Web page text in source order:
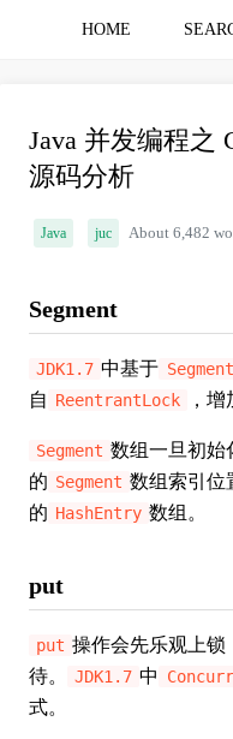
HOME
Java 并发编程之
源码分析
Java juc About 6,482
Segment
JDK1.7 中基于 Segment
自 ReentrantLock ，增
Segment 数组一旦初始
的 Segment 数组索引位
的 HashEntry 数组。
put
put 操作会先乐观上锁
待。
JDK1.7 中
式。